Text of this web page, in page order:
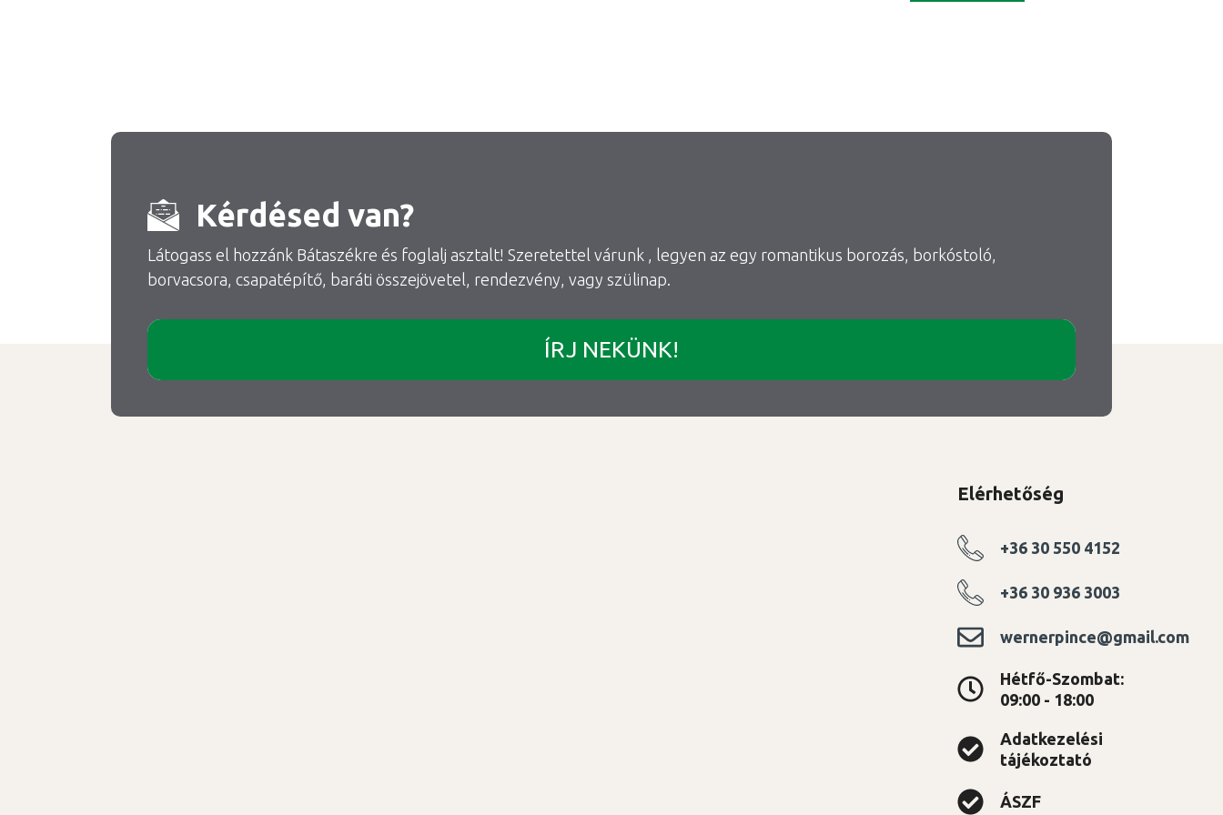
Kérdésed van?
Látogass el hozzánk Bátaszékre és foglalj asztalt! Szeretettel várunk , legyen az egy romantikus borozás, borkóstoló,
borvacsora, csapatépítő, baráti összejövetel, rendezvény, vagy szülinap.
ÍRJ NEKÜNK!
Elérhetőség
+36 30 550 4152
+36 30 936 3003
wernerpince@gmail.com
Hétfő-Szombat:
09:00 - 18:00
Adatkezelési
tájékoztató
ÁSZF